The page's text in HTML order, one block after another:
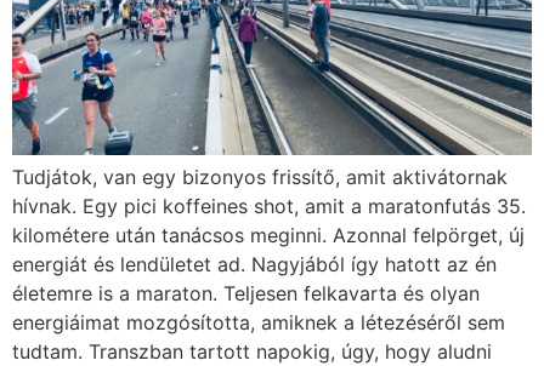
Tudjátok, van egy bizonyos frissítő, amit aktivátornak
hívnak. Egy pici koffeines shot, amit a maratonfutás 35.
kilométere után tanácsos meginni. Azonnal felpörget, új
energiát és lendületet ad. Nagyjából így hatott az én
életemre is a maraton. Teljesen felkavarta és olyan
energiáimat mozgósította, amiknek a létezéséről sem
tudtam. Transzban tartott napokig, úgy, hogy aludni